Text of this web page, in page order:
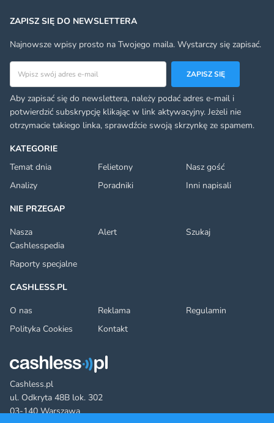
Cashless.pl
ul. Odkryta 48B lok. 302
03-140 Warszawa
KATEGORIE
Temat dnia
Felietony
Nasz gość
Analizy
Poradniki
Inni napisali
NIE PRZEGAP
Nasza
Cashlesspedia
Alert Szukaj
Raporty specjalne
CASHLESS.PL
O nas
Reklama
Regulamin
Polityka Cookies
Kontakt
ZAPISZ SIĘ DO NEWSLETTERA
Najnowsze wpisy prosto na Twojego maila. Wystarczy się zapisać.
Adres email
ZAPISZ SIĘ
Aby zapisać się do newslettera, należy podać adres e-mail i
potwierdzić subskrypcję klikając w link aktywacyjny. Jeżeli nie
otrzymacie takiego linka, sprawdźcie swoją skrzynkę ze spamem.